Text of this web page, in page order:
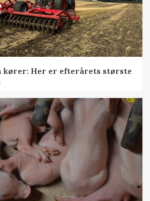
kører: Her er efterårets største